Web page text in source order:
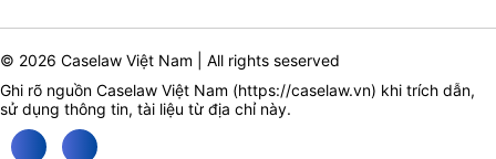
© 2026 Caselaw Việt Nam | All rights seserved
Ghi rõ nguồn Caselaw Việt Nam (https://caselaw.vn) khi trích dẫn,
sử dụng thông tin, tài liệu từ địa chỉ này.